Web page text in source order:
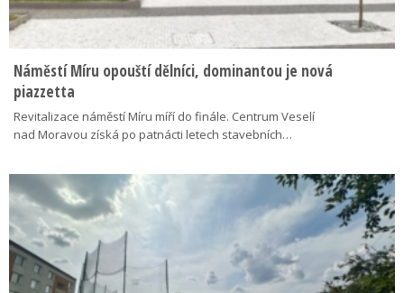
Náměstí Míru opouští dělníci, dominantou je nová
piazzetta
Revitalizace náměstí Míru míří do finále. Centrum Veselí
nad Moravou získá po patnácti letech stavebních…